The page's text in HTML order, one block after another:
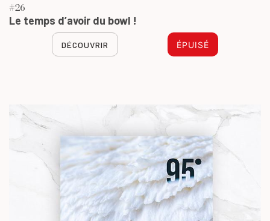
#26
Le temps d’avoir du bowl !
DÉCOUVRIR ÉPUISÉ